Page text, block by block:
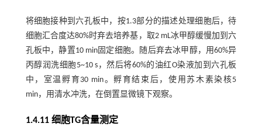
将细胞接种到六孔板中，按1.3部分的描述处理细胞后，待
细胞汇合度达80%时弃去培养基，取2 mL冰甲醇缓慢加到六
孔板中，静置10 min固定细胞。随后弃去冰甲醇，用60%异
丙醇润洗细胞5~10 s，然后将60%的油红O染液加到六孔板
中，室温孵育30 min。孵育结束后，使用苏木素染核5
min，用清水冲洗，在倒置显微镜下观察。
1.4.11 细胞TG含量测定